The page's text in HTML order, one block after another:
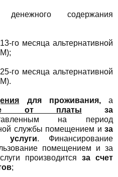
денежного содержания
го месяца альтернативной
го месяца альтернативной
для проживания, а
от платы за
на период
службы помещением и за
услуги. Финансирование
помещением и за
производится за счет
;